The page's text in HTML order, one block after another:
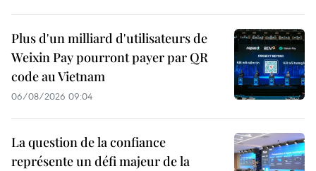
Plus d'un milliard d'utilisateurs de
Weixin Pay pourront payer par QR
code au Vietnam
06/08/2026 09:04
La question de la confiance
représente un défi majeur de la